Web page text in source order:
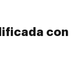
con